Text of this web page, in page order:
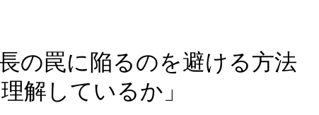
の罠に陥るのを避ける方法
解しているか」